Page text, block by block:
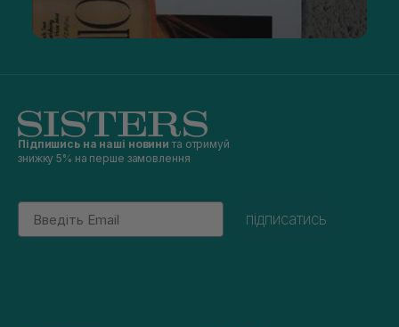
Підпишись на наші новини та отримуй
знижку 5% на перше замовлення
Email
підписатись